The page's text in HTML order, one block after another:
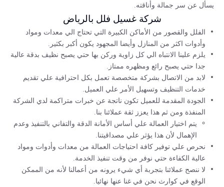
يسأل عن سر جمالة وأناقته.
شركة غسيل فلل بالرياض
الفلل والقصور من الأماكن الكبيرة التي تحتاج الي معدات ومواد
وأدوات اكثر من المنازل وأيضا المجهود يكون أكبر بكثير.
يلزم علينا الانتباه الي كل زاوية وركن بها حتي يصبح نظيف بدقة عالية
جدا حتي يصبح رائع ومظهره ممتاز.
لابد من الاتصال بشركة متخصصة تعمل بكل احترافية علي تقديم
خدمات التنظيف وتسهيل الأمر علي العميل.
الجودة المقدمة للعميل تكون ناتجة عن خبرات متراكمة لدي الشركة
المنفذة ومن ثم هذا يعزز ثقة عملائنا بنا.
يتم اختيار العمالة علي أساس الأمانة الدقة والتفاني بالتنفيذ وعدم
الإهمال لأن هذا يؤثر علي مصداقيتنا.
نحرص علي توفير كافة احتياجات العمالة من معدات وأدوات ومواد
عالية الكفاءة حتي نوفر من وقت تنفيذ الخدمة.
لا ننصح عملائنا بتجربة أي شيء يرونه من أعمالنا لأنه من الممكن
الوقع في كوارث نحن في غنا عنها نهائيا.